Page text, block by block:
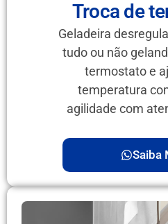
Troca de
Geladeira
tudo ou não
termostato e
temperatura
agilidade com
Saiba